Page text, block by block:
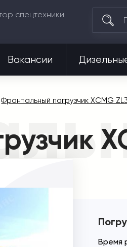
спецтехники
Вакансии
Фронтальный погрузчик XCMG
Время